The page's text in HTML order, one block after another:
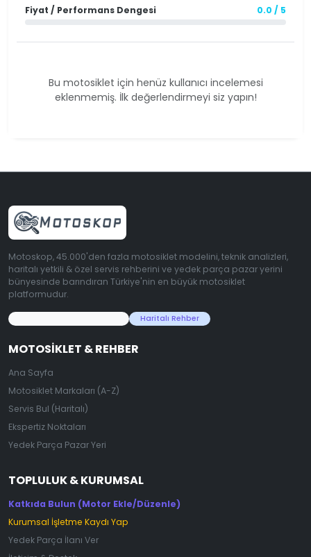
Fiyat / Performans Dengesi 0.0 / 5
Bu motosiklet için henüz kullanıcı incelemesi
eklenmemiş. İlk değerlendirmeyi siz yapın!
Motoskop, 45.000'den fazla motosiklet modelini, teknik analizleri,
haritalı yetkili & özel servis rehberini ve yedek parça pazar yerini
bünyesinde barındıran Türkiye'nin en büyük motosiklet
platformudur.
Haritalı Rehber
MOTOSIKLET & REHBER
Ana Sayfa
Motosiklet Markaları (A-Z)
Servis Bul (Haritalı)
Ekspertiz Noktaları
Yedek Parça Pazar Yeri
TOPLULUK & KURUMSAL
Katkıda Bulun (Motor Ekle/Düzenle)
Kurumsal İşletme Kaydı Yap
Yedek Parça İlanı Ver